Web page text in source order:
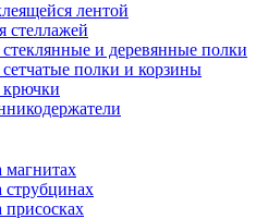
лентой
стеллажей
и деревянные полки
полки и корзины
крючки
магнитах
струбцинах
присосках